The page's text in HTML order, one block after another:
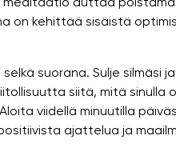
on kehittää sisäistä
suorana. Sulje silmäsi
siitä, mitä sinulla
viidellä minuutilla
ajattelua ja